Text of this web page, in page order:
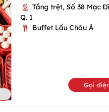
Tầng trệt, Số 38 Mạc
Q. 1
Buffet Lẩu Châu Á
Gọi